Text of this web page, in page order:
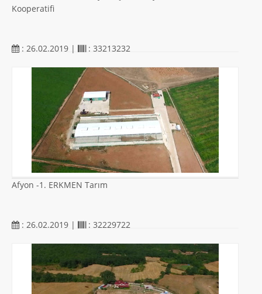
Kooperatifi
: 26.02.2019 | : 33213232
Afyon -1. ERKMEN Tarım
: 26.02.2019 | : 32229722